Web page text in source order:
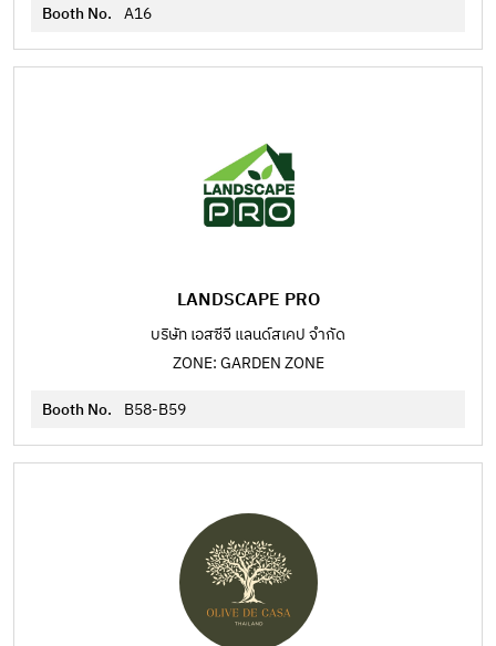
Booth No. A16
LANDSCAPE PRO
บริษัท เอสซีจี แลนด์สเคป จำกัด
ZONE: GARDEN ZONE
Booth No. B58-B59